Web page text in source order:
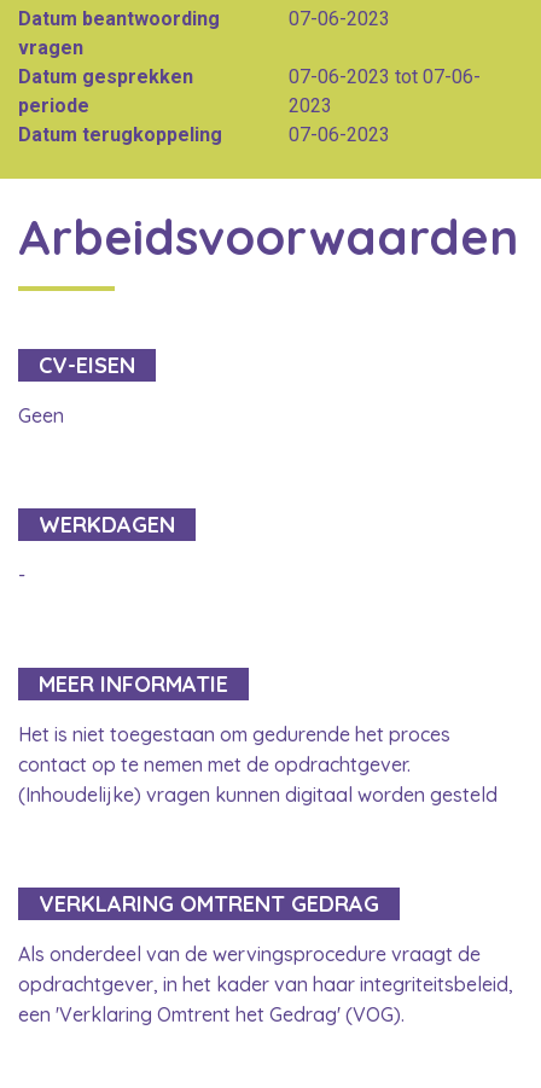
Datum beantwoording
vragen
07-06-2023
Datum gesprekken
periode
07-06-2023 tot 07-06-
2023
Datum terugkoppeling
07-06-2023
Arbeidsvoorwaarden
CV-EISEN
Geen
WERKDAGEN
-
MEER INFORMATIE
Het is niet toegestaan om gedurende het proces
contact op te nemen met de opdrachtgever.
(Inhoudelijke) vragen kunnen digitaal worden gesteld
VERKLARING OMTRENT GEDRAG
Als onderdeel van de wervingsprocedure vraagt de
opdrachtgever, in het kader van haar integriteitsbeleid,
een 'Verklaring Omtrent het Gedrag' (VOG).